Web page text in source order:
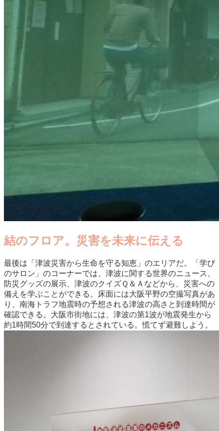
結のフロア。災害を未来に伝える
最後は「津波災害から生命を守る知恵」のエリアだ。「学び
のサロン」のコーナーでは、津波に関する世界のニュース、
防災グッズの展示、津波のクイズＱ＆Ａなどから、災害への
備えを学ぶことができる。床面には大阪平野の空撮写真があ
り、南海トラフ地震時の予想される津波の高さと到達時間が
確認できる。大阪市街地には、津波の第1波が地震発生から
約1時間50分で到達するとされている。慌てず避難しよう。